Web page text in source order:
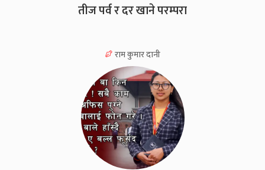
तीज पर्व र दर खाने परम्परा
राम कुमार दानी